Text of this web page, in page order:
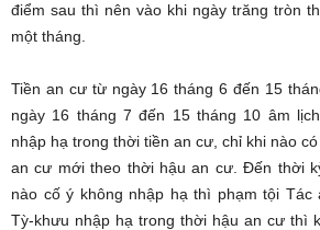
điểm sau thì nên vào khi ngày trăng tròn
một tháng.
Tiền an cư từ ngày 16 tháng 6 đến 15
ngày 16 tháng 7 đến 15 tháng 10 âm
nhập hạ trong thời tiền an cư, chỉ khi nào
an cư mới theo thời hậu an cư. Ðến thời
nào cố ý không nhập hạ thì phạm tội Tác
Tỳ-khưu nhập hạ trong thời hậu an cư thì